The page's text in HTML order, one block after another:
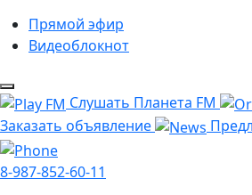
Прямой эфир
Видеоблокнот
Слушать Планета FM
Заказать объявление
8-987-852-60-11